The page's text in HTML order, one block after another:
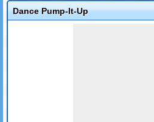
Dance Pump-It-Up